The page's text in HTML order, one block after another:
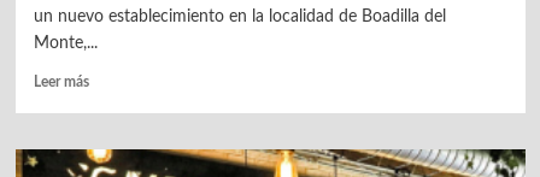
un nuevo establecimiento en la localidad de Boadilla del
Monte,...
Leer másLeer
BaRRa
de